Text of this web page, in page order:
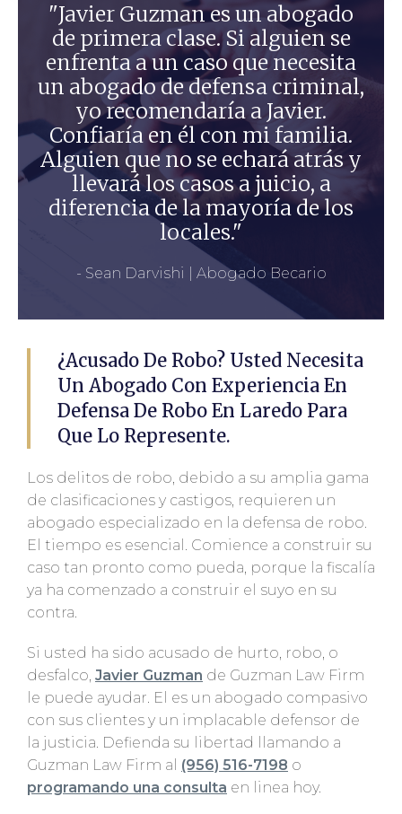
"Javier Guzman es un abogado
de primera clase. Si alguien se
enfrenta a un caso que necesita
un abogado de defensa criminal,
yo recomendaría a Javier.
Confiaría en él con mi familia.
Alguien que no se echará atrás y
llevará los casos a juicio, a
diferencia de la mayoría de los
locales."
- Sean Darvishi | Abogado Becario
¿Acusado De Robo? Usted Necesita
Un Abogado Con Experiencia En
Defensa De Robo En Laredo Para
Que Lo Represente.
Los delitos de robo, debido a su amplia gama
de clasificaciones y castigos, requieren un
abogado especializado en la defensa de robo.
El tiempo es esencial. Comience a construir su
caso tan pronto como pueda, porque la fiscalía
ya ha comenzado a construir el suyo en su
contra.
Si usted ha sido acusado de hurto, robo, o
desfalco, Javier Guzman de Guzman Law Firm
le puede ayudar. El es un abogado compasivo
con sus clientes y un implacable defensor de
la justicia. Defienda su libertad llamando a
Guzman Law Firm al (956) 516-7198 o
programando una consulta en linea hoy.